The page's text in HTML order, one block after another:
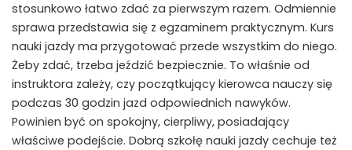
stosunkowo łatwo zdać za pierwszym razem. Odmiennie
sprawa przedstawia się z egzaminem praktycznym. Kurs
nauki jazdy ma przygotować przede wszystkim do niego.
Żeby zdać, trzeba jeździć bezpiecznie. To właśnie od
instruktora zależy, czy początkujący kierowca nauczy się
podczas 30 godzin jazd odpowiednich nawyków.
Powinien być on spokojny, cierpliwy, posiadający
właściwe podejście. Dobrą szkołę nauki jazdy cechuje też